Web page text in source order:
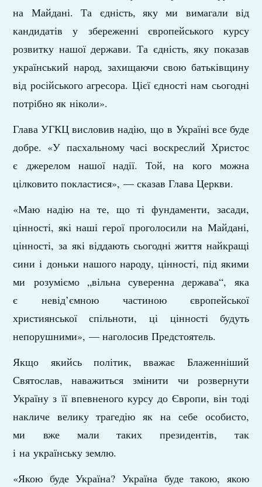
на Майдані. Та єдність, яку ми вимагали від
кандидатів у збереженні європейського курсу
розвитку нашої держави. Та єдність, яку показав
український народ, захищаючи свою батьківщину
від російського агресора. Цієї єдності нам сьогодні
потрібно як ніколи».
Глава УГКЦ висловив надію, що в Україні все буде
добре. «У пасхальному часі воскреслий Христос
є джерелом нашої надії. Той, на кого можна
цілковито покластися», — сказав Глава Церкви.
«Маю надію на те, що ті фундаменти, засади,
цінності, які наші герої проголосили на Майдані,
цінності, за які віддають сьогодні життя найкращі
сини і доньки нашого народу, цінності, під якими
ми розуміємо „вільна суверенна держава“, яка
є невід’ємною частиною європейської
християнської спільноти, ці цінності будуть
непорушними», — наголосив Предстоятель.
Якщо якийсь політик, вважає Блаженніший
Святослав, наважиться змінити чи розвернути
Україну з її впевненого курсу до Європи, він тоді
накличе велику трагедію як на себе особисто,
ми вже мали таких президентів, так
і на українську землю.
«Якою буде Україна? Україна буде такою, якою